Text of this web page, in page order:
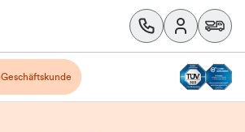
Geschäftskunde